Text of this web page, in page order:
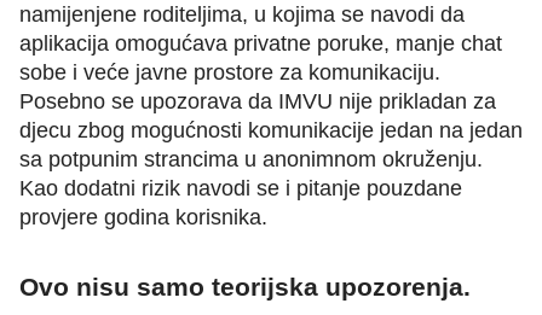
namijenjene roditeljima, u kojima se navodi da
aplikacija omogućava privatne poruke, manje chat
sobe i veće javne prostore za komunikaciju.
Posebno se upozorava da IMVU nije prikladan za
djecu zbog mogućnosti komunikacije jedan na jedan
sa potpunim strancima u anonimnom okruženju.
Kao dodatni rizik navodi se i pitanje pouzdane
provjere godina korisnika.
Ovo nisu samo teorijska upozorenja.